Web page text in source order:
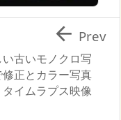
古いモノクロ写
正とカラー写真
イムラプス映像
 Prev